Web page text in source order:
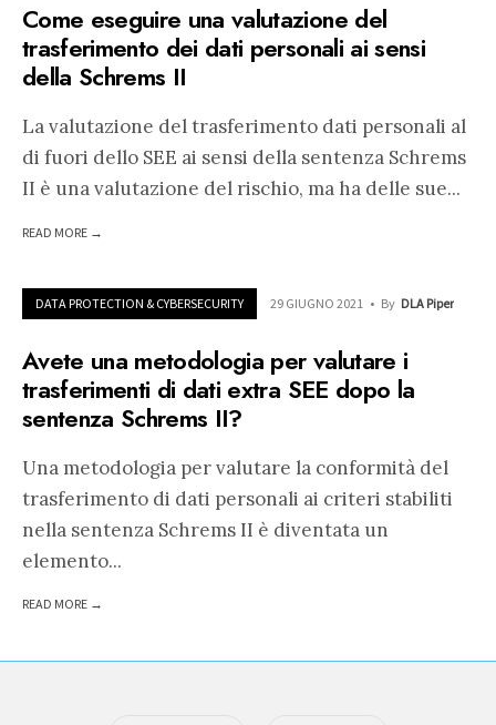
Come eseguire una valutazione del
trasferimento dei dati personali ai sensi
della Schrems II
La valutazione del trasferimento dati personali al
di fuori dello SEE ai sensi della sentenza Schrems
II è una valutazione del rischio, ma ha delle sue...
READ MORE →
DATA PROTECTION & CYBERSECURITY 29 GIUGNO 2021 • By DLA Piper
Avete una metodologia per valutare i
trasferimenti di dati extra SEE dopo la
sentenza Schrems II?
Una metodologia per valutare la conformità del
trasferimento di dati personali ai criteri stabiliti
nella sentenza Schrems II è diventata un
elemento...
READ MORE →